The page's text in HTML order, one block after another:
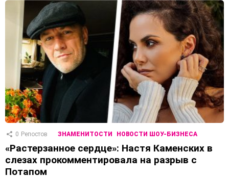
0 Репостов ЗНАМЕНИТОСТИ НОВОСТИ ШОУ-БИЗНЕСА
«Растерзанное сердце»: Настя Каменских в
слезах прокомментировала на разрыв с
Потапом